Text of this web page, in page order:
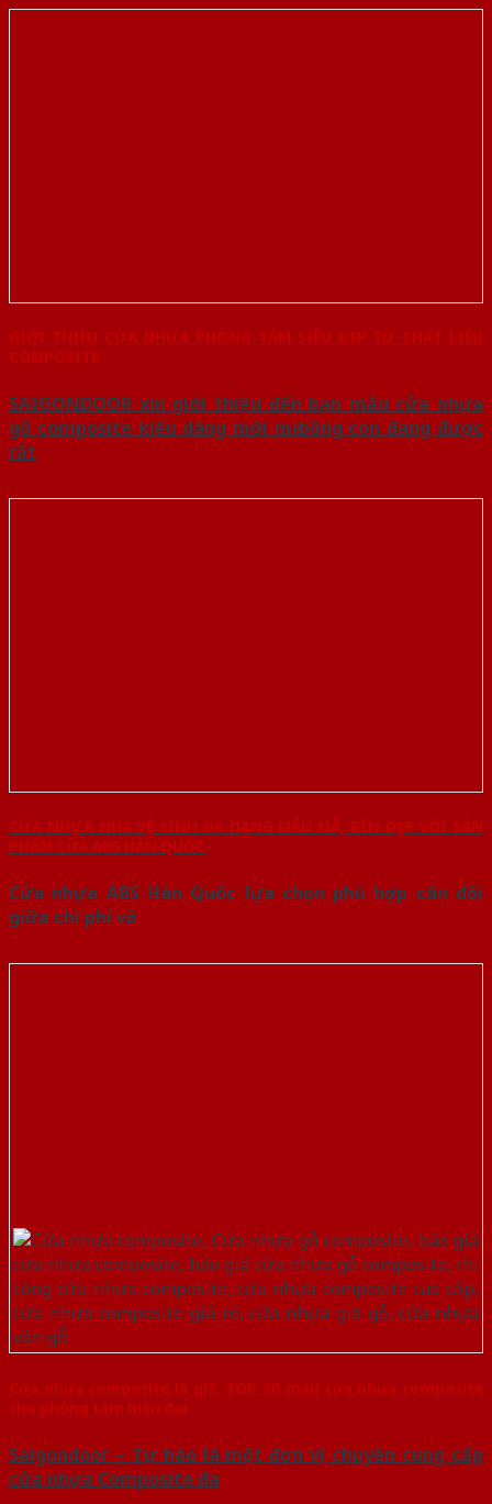
GIỚI THIỆU CỬA NHỰA PHÒNG TẮM SIÊU ĐẸP TỪ CHẤT LIỆU
COMPOSITE
SAIGONDOOR xin giới thiệu đến bạn mẫu cửa nhựa
gỗ composite kiểu dáng mới mẹ bồng con đang được
rất
CỬA NHỰA NHÀ VỆ SINH ĐA DẠNG MẪU MÃ, BỀN ĐẸP VỚI SẢN
PHẨM CỬA ABS HÀN QUỐC
Cửa nhựa ABS Hàn Quốc lựa chọn phù hợp cân đối
giữa chi phí và
Cửa nhựa composite là gì?. TOP 30 mẫu cửa nhựa composite
cho phòng tắm hiện đại
Saigondoor – Tự hào là một đơn vị chuyên cung cấp
cửa nhựa Composite đa